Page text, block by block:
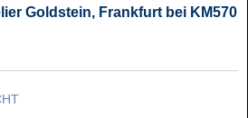
Goldstein, Frankfurt bei KM570